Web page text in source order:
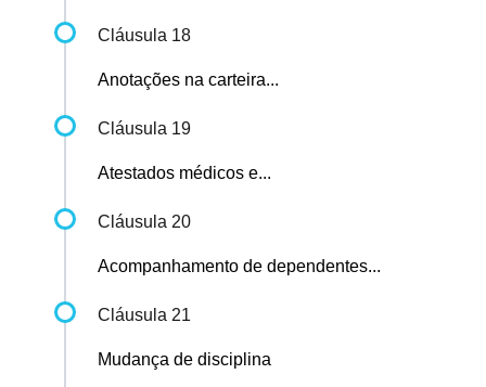
Cláusula 18
Anotações na carteira...
Cláusula 19
Atestados médicos e...
Cláusula 20
Acompanhamento de dependentes...
Cláusula 21
Mudança de disciplina